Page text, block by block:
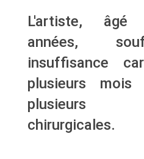
L'artiste, âgé
années,
insuffisance
plusieurs
plusieurs
chirurgicales.